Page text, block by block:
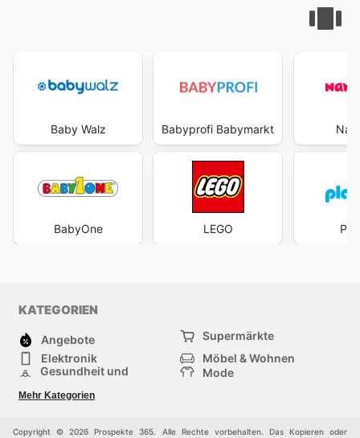
Baby Walz
BabyOne
Babyprofi Babymarkt
LEGO
KATEGORIEN
Angebote
Supermärkte
Elektronik
Möbel & Wohnen
Gesundheit und
Mode
Sportartikel und
Sportbekleidung
Einkaufzentren
Andere
Mehr Kategorien
Copyright © 2026 Prospekte 365. Alle Rechte vorbehalten. Das Kopieren oder